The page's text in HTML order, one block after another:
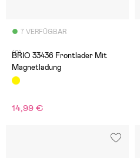
7 VERFÜGBAR
(0)
BRIO 33436 Frontlader Mit
Magnetladung
14,99 €